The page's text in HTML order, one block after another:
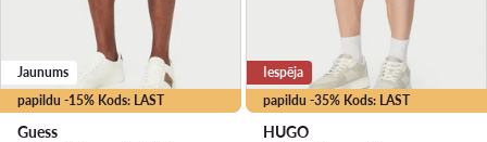
papildu -15% Kods: LAST
Jaunums
Guess
papildu -35% Kods: LAST
Iespēja
HUGO